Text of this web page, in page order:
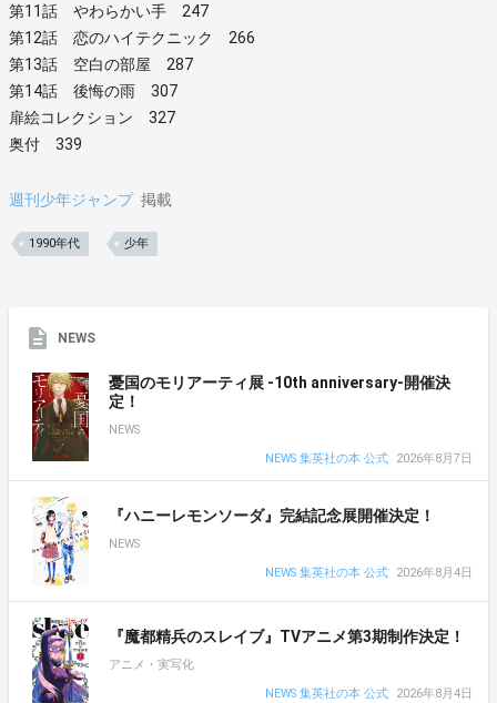
第11話 やわらかい手 247
第12話 恋のハイテクニック 266
第13話 空白の部屋 287
第14話 後悔の雨 307
扉絵コレクション 327
奥付 339
週刊少年ジャンプ 掲載
1990年代 少年
NEWS
憂国のモリアーティ展 -10th anniversary-開催決
定！
NEWS
NEWS 集英社の本 公式
2026年8月7日
『ハニーレモンソーダ』完結記念展開催決定！
NEWS
NEWS 集英社の本 公式
2026年8月4日
『魔都精兵のスレイブ』TVアニメ第3期制作決定！
アニメ・実写化
NEWS 集英社の本 公式
2026年8月4日